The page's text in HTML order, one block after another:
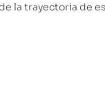
la trayectoria de